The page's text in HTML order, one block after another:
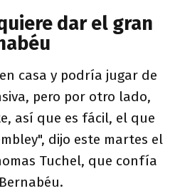
dar el gran
casa y podría jugar de
pero por otro lado,
así que es fácil, el que
dijo este martes el
Tuchel, que confía